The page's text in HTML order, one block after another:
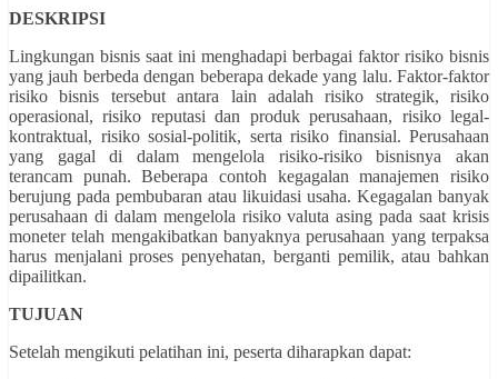
DESKRIPSI
Lingkungan bisnis saat ini menghadapi berbagai faktor risiko bisnis
yang jauh berbeda dengan beberapa dekade yang lalu. Faktor-faktor
risiko bisnis tersebut antara lain adalah risiko strategik, risiko
operasional, risiko reputasi dan produk perusahaan, risiko legal-
kontraktual, risiko sosial-politik, serta risiko finansial. Perusahaan
yang gagal di dalam mengelola risiko-risiko bisnisnya akan
terancam punah. Beberapa contoh kegagalan manajemen risiko
berujung pada pembubaran atau likuidasi usaha. Kegagalan banyak
perusahaan di dalam mengelola risiko valuta asing pada saat krisis
moneter telah mengakibatkan banyaknya perusahaan yang terpaksa
harus menjalani proses penyehatan, berganti pemilik, atau bahkan
dipailitkan.
TUJUAN
Setelah mengikuti pelatihan ini, peserta diharapkan dapat: